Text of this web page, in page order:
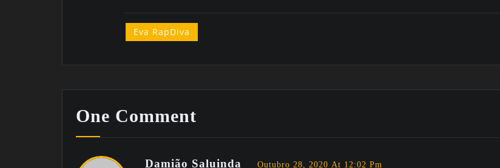
Eva RapDiva
One Comment
Damião Saluinda Outubro 28, 2020 At 12:02 Pm